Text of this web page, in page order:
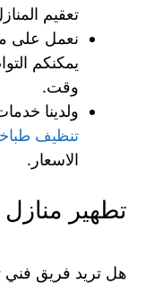
تعقيم
نعمل على
وقت.
ولدينا
تنظيف
الاسعار.
تطهير
هل تريد فريق فني